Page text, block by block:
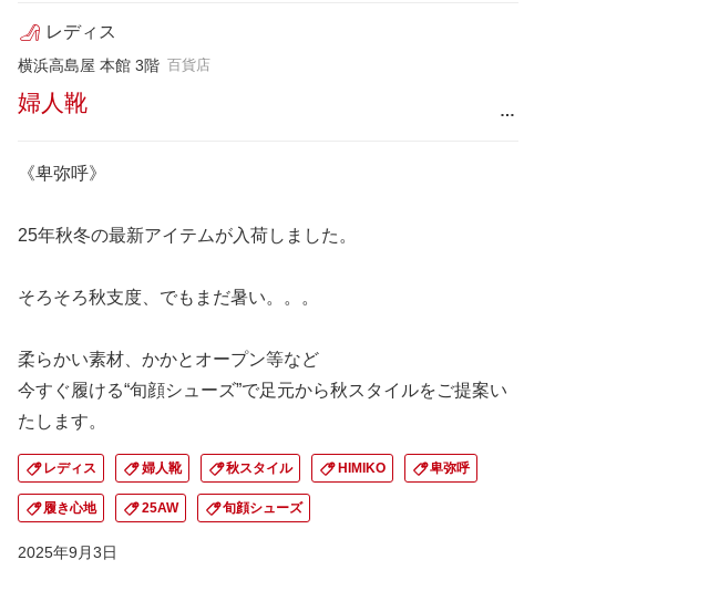
レディス
横浜高島屋 本館 3階 百貨店
婦人靴 …
《卑弥呼》
25年秋冬の最新アイテムが入荷しました。
そろそろ秋支度、でもまだ暑い。。。
柔らかい素材、かかとオープン等など
今すぐ履ける“旬顔シューズ”で足元から秋スタイルをご提案い
たします。
レディス 婦人靴 秋スタイル HIMIKO 卑弥呼
履き心地 25AW 旬顔シューズ
2025年9月3日